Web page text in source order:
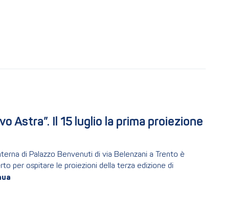
Astra”. Il 15 luglio la prima proiezione
di Palazzo Benvenuti di via Belenzani a Trento è
per ospitare le proiezioni della terza edizione di